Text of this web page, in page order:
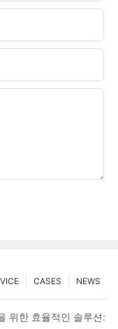
NEWS
CASES
포장기
위한 효율적인 솔루션: